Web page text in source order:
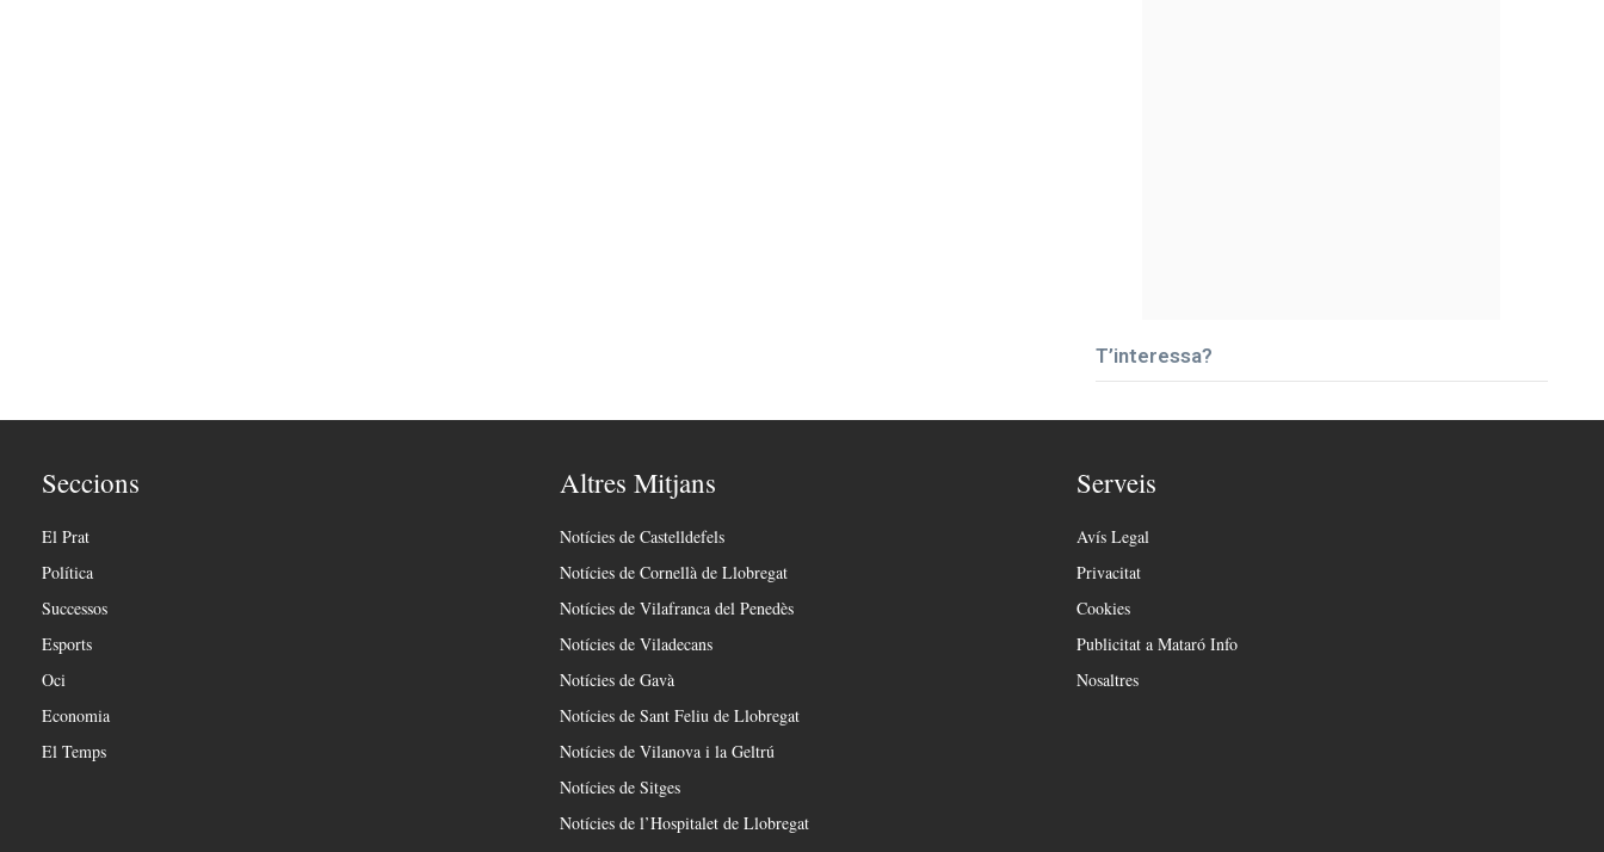
T’interessa?
Seccions
El Prat
Política
Successos
Esports
Oci
Economia
El Temps
Altres Mitjans
Notícies de Castelldefels
Notícies de Cornellà de Llobregat
Notícies de Vilafranca del Penedès
Notícies de Viladecans
Notícies de Gavà
Notícies de Sant Feliu de Llobregat
Notícies de Vilanova i la Geltrú
Notícies de Sitges
Notícies de l’Hospitalet de Llobregat
Serveis
Avís Legal
Privacitat
Cookies
Publicitat a Mataró Info
Nosaltres